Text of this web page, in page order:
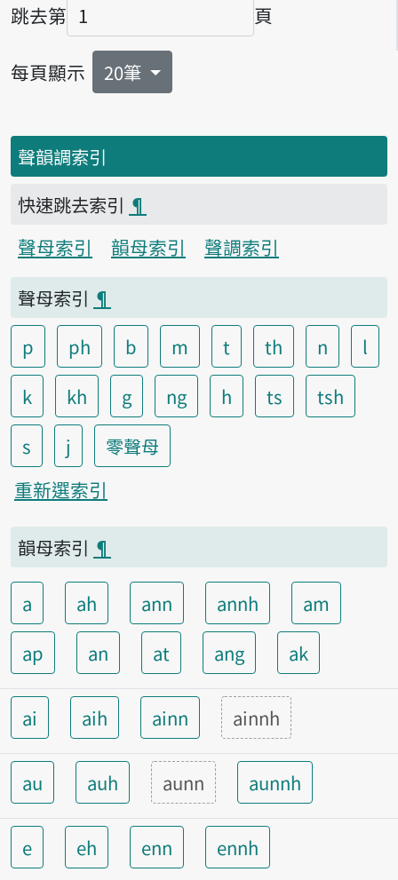
跳去第
頁碼
頁
每頁顯示 20筆
聲韻調索引
快速跳去索引 ¶
聲母索引
韻母索引
聲調索引
聲母索引 ¶
p
ph b m t th n
l
k
kh g ng h ts
tsh
s
j
零聲母
重新選索引
韻母索引 ¶
a ah ann annh
am
ap
an at ang ak
ai aih ainn ainnh
au auh aunn aunnh
e eh enn ennh